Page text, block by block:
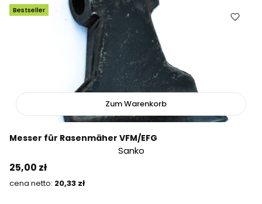
Bestseller
Zum Warenkorb
Messer für Rasenmäher VFM/EFG
Sanko
Preis
25,00 zł
Preis
20,33 zł